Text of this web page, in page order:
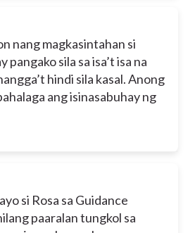
nang magkasintahan si
pangako sila sa isa’t isa na
hindi sila kasal. Anong
ang isinasabuhay ng
si Rosa sa Guidance
paaralan tungkol sa